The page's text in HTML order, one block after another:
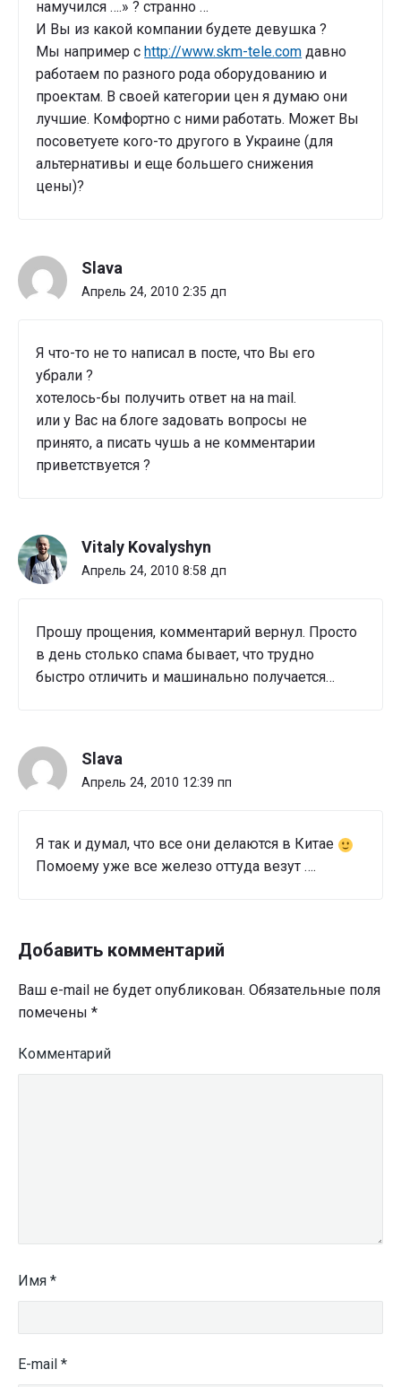
намучился ….» ? странно …
И Вы из какой компании будете девушка ?
Мы например сhttp://www.skm-tele.com давно
работаем по разного рода оборудованию и
проектам. В своей категории цен я думаю они
лучшие. Комфортно с ними работать. Может Вы
посоветуете кого-то другого в Украине (для
альтернативы и еще большего снижения
цены)?
Slava
Апрель 24, 2010 2:35 дп
Я что-то не то написал в посте, что Вы его
убрали ?
хотелось-бы получить ответ на на mail.
или у Вас на блоге задовать вопросы не
принято, а писать чушь а не комментарии
приветствуется ?
Vitaly Kovalyshyn
Апрель 24, 2010 8:58 дп
Прошу прощения, комментарий вернул. Просто
в день столько спама бывает, что трудно
быстро отличить и машинально получается…
Slava
Апрель 24, 2010 12:39 пп
Я так и думал, что все они делаются в Китае
Помоему уже все железо оттуда везут ….
Добавить комментарий
Ваш e-mail не будет опубликован. Обязательные поля
помечены *
Комментарий
Имя *
E-mail *